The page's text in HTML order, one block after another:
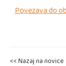
Povezava do
<< Nazaj na novice